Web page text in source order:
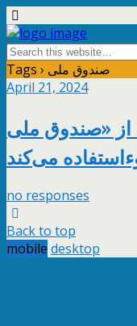
Tags › صندوق ملی
April 21, 2024
از «صندوق ملی
می‌کند
no responses
Back to top
mobile desktop